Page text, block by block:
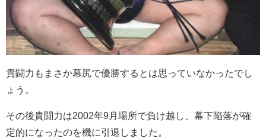
貴闘力もまさか幕尻で優勝するとは思っていなかったでし
ょう。
その後貴闘力は2002年9月場所で負け越し、幕下陥落が確
定的になったのを機に引退しました。